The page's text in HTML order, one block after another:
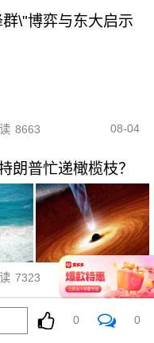
\"博弈与东大启示
8663 08-04
朗普忙递橄榄枝？
7323 08-04
斯导弹端了！美军这
0 0